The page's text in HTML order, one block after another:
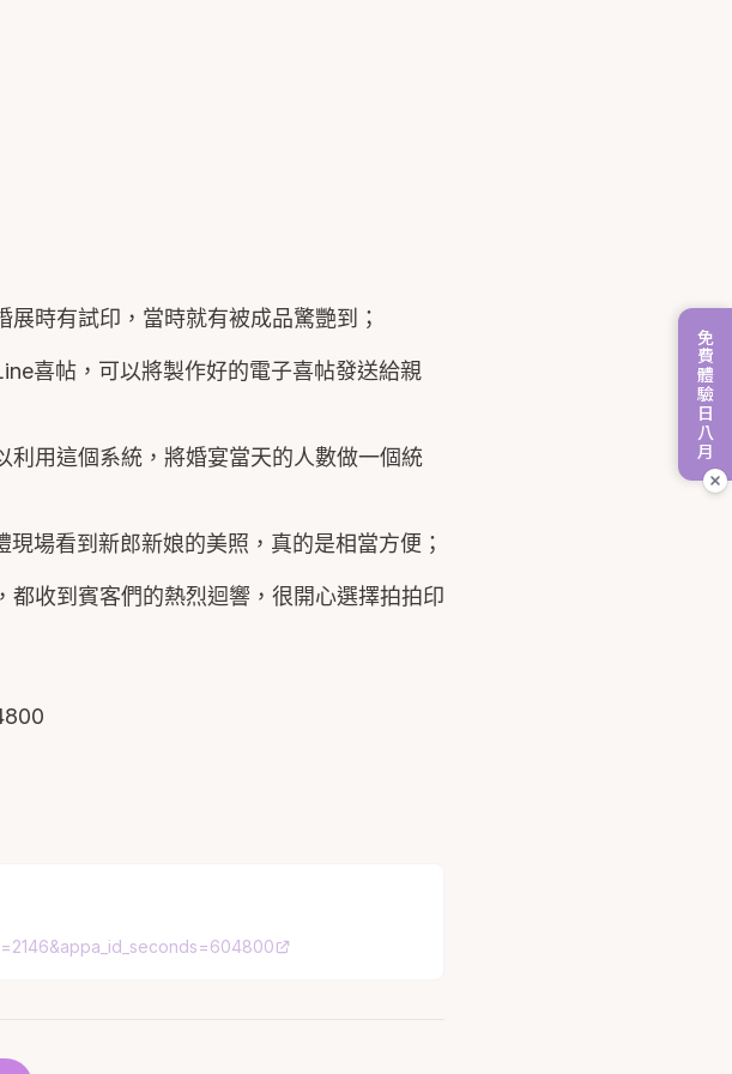
免費體驗日八月
時有試印，當時就有被成品驚艷到；
喜帖，可以將製作好的電子喜帖發送給親
用這個系統，將婚宴當天的人數做一個統
場看到新郎新娘的美照，真的是相當方便；
收到賓客們的熱烈迴響，很開心選擇拍拍印